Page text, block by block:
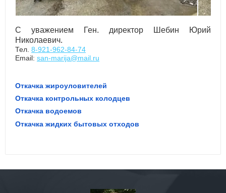
С уважением Ген. директор Шебин Юрий
Николаевич.
Тел. 8-921-962-84-74
Email: san-marija@mail.ru
Откачка жироуловителей
Откачка контрольных колодцев
Откачка водоемов
Откачка жидких бытовых отходов